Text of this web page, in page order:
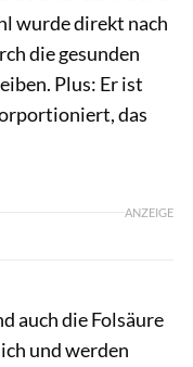
wurde direkt nach
die gesunden
Plus: Er ist
das
ANZEIGE
auch die Folsäure
und werden